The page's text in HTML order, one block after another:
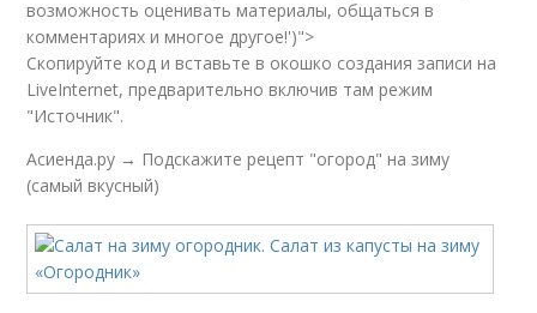
возможность оценивать материалы, общаться в
комментариях и многое другое!')">
Скопируйте код и вставьте в окошко создания записи на
LiveInternet, предварительно включив там режим
"Источник".
Асиенда.ру → Подскажите рецепт "огород" на зиму
(самый вкусный)